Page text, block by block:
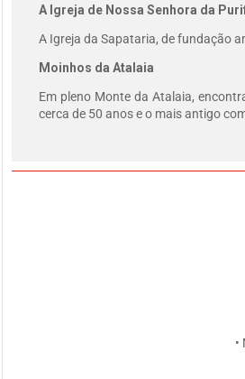
A Igreja de Nossa Senhora da
A Igreja da Sapataria, de fundação
Moinhos da Atalaia
Em pleno Monte da Atalaia,
cerca de 50 anos e o mais antigo
•